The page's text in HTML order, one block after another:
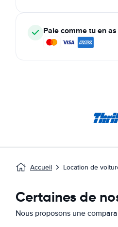
Paie comme tu en
Accueil Location de
Certaines de
Nous proposons une